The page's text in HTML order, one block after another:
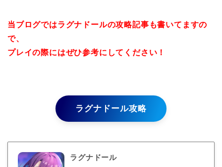
当ブログではラグナドールの攻略記事も書いてますの
で、
プレイの際にはぜひ参考にしてください！
ラグナドール攻略
ラグナドール